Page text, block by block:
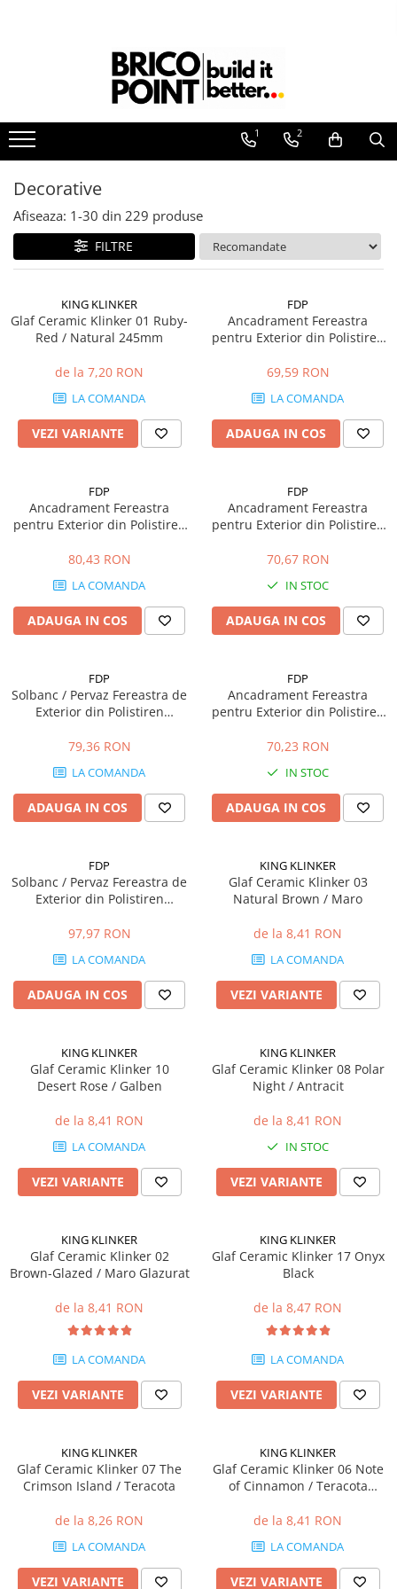
Profile Termosistem
Profile Soclu și Accesorii
Profile Conexiune la Glafuri
Profile Conexiune Ferestre, Uși,
Rulouri
Profile Rost Dilatație
Fixări Termoizolații
Dibluri prin Batere
Accesorii Fixări
Plasă Armare
Plasă Termoizolație
Plasă Tencuieli și Șape
Doze și Platforme
Adezivi Termoizolații
Barieră de Vapori
Etanșare Străpungeri
Folie Difuzie Anticondens
Vată Bazaltică
Polistiren Expandat & Extrudat
Mascare
Șuruburi Gips Carton
Piese pentru CD si UA
Benzi Gips Carton
Dibluri Gips Carton
Profile Gips Carton
Ipsos îmbinare Gips Carton
Acoperiri Elastice, Textile și din
Lemn
Adezivi Acoperiri Elastice și Textile
Adezivi Parchet și Lemn
Produse pentru Curățare
Profile Baie
Profile Dilatatie
Chituri de Rosturi
Adezivi
Produse pentru Curățare
Latex pentru Adezivi și Chituri
Hidroizolații
Accesorii Hidroizolații
Etanșanți
Adezivi și Etanșanți
Benzi de Etanșare
Impermeabilizări Suprafețe
Hidroizolații Flexibile
La Ferestre
La Străpungeri
1 2
Decorative
Afiseaza: 1-30 din 229 produse
FILTRE
KING KLINKER
Glaf Ceramic Klinker 01 Ruby-
Red / Natural 245mm
de la 7,20 RON
LA COMANDA
VEZI VARIANTE
FDP
Ancadrament Fereastra
pentru Exterior din Polistiren
FP129, H 120 x L 30mm,
69,59 RON
LA COMANDA
ADAUGA IN COS
FDP
Ancadrament Fereastra
pentru Exterior din Polistiren
FP114, H 115 x L 50mm,
80,43 RON
LA COMANDA
ADAUGA IN COS
FDP
Ancadrament Fereastra
pentru Exterior din Polistiren
FP116, H 120 x L 40mm,
70,67 RON
IN STOC
ADAUGA IN COS
FDP
Solbanc / Pervaz Fereastra de
Exterior din Polistiren
FP205, H 100 x 70mm,
79,36 RON
LA COMANDA
ADAUGA IN COS
FDP
Ancadrament Fereastra
pentru Exterior din Polistiren
FP102, H 100 x L 55 mm,
70,23 RON
IN STOC
ADAUGA IN COS
FDP
Solbanc / Pervaz Fereastra de
Exterior din Polistiren
FPDE211, H 110 x 75 mm,
97,97 RON
LA COMANDA
ADAUGA IN COS
KING KLINKER
Glaf Ceramic Klinker 03
Natural Brown / Maro
de la 8,41 RON
LA COMANDA
VEZI VARIANTE
KING KLINKER
Glaf Ceramic Klinker 10
Desert Rose / Galben
de la 8,41 RON
LA COMANDA
VEZI VARIANTE
KING KLINKER
Glaf Ceramic Klinker 08 Polar
Night / Antracit
de la 8,41 RON
IN STOC
VEZI VARIANTE
KING KLINKER
Glaf Ceramic Klinker 02
Brown-Glazed / Maro Glazurat
de la 8,41 RON
LA COMANDA
VEZI VARIANTE
KING KLINKER
Glaf Ceramic Klinker 17 Onyx
Black
de la 8,47 RON
LA COMANDA
VEZI VARIANTE
KING KLINKER
Glaf Ceramic Klinker 07 The
Crimson Island / Teracota
de la 8,26 RON
LA COMANDA
VEZI VARIANTE
KING KLINKER
Glaf Ceramic Klinker 06 Note
of Cinnamon / Teracota
de la 8,41 RON
LA COMANDA
VEZI VARIANTE